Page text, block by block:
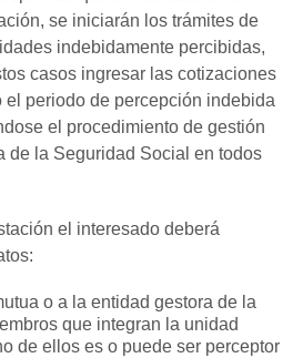
se iniciarán los trámites de
indebidamente percibidas,
casos ingresar las cotizaciones
el periodo de percepción indebida
el procedimiento de gestión
de la Seguridad Social en todos
el interesado deberá
o a la entidad gestora de la
que integran la unidad
de ellos es o puede ser perceptor